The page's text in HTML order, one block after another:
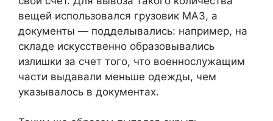
вещей использовался грузовик МАЗ, а
документы — подделывались: например, на
складе искусственно образовывались
излишки за счет того, что военнослужащим
части выдавали меньше одежды, чем
указывалось в документах.